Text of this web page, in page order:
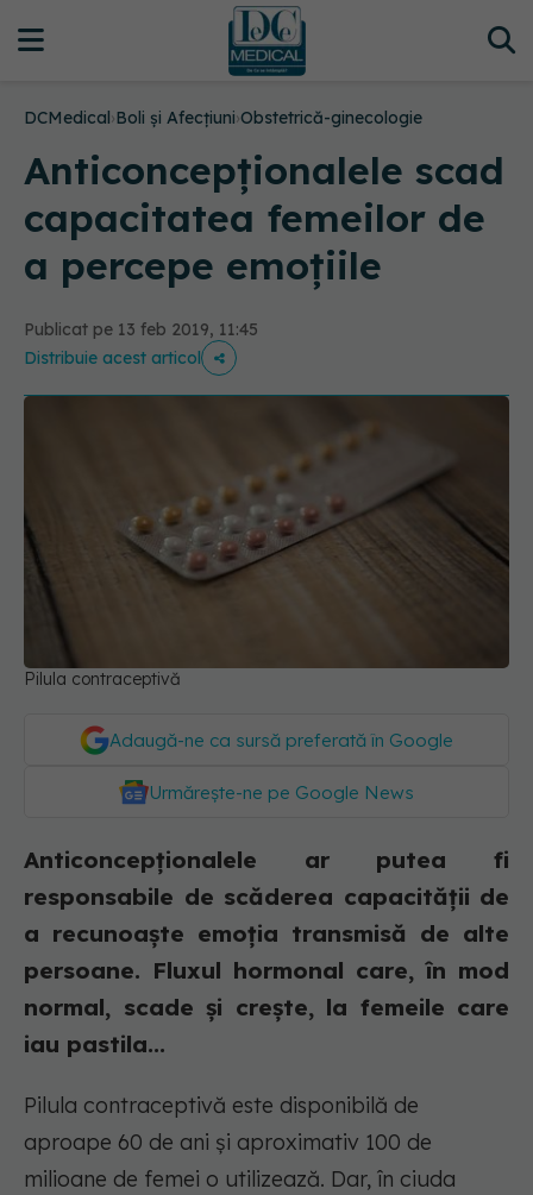
DCMedical›Boli și Afecțiuni›Obstetrică-ginecologie
Anticoncepționalele scad
capacitatea femeilor de
a percepe emoțiile
Publicat pe 13 feb 2019, 11:45
Distribuie acest articol
Pilula contraceptivă
Adaugă-ne ca sursă preferată în Google
Urmărește-ne pe Google News
Anticoncepționalele ar putea fi
responsabile de scăderea capacității de
a recunoaște emoția transmisă de alte
persoane. Fluxul hormonal care, în mod
normal, scade și crește, la femeile care
iau pastila...
Pilula contraceptivă este disponibilă de
aproape 60 de ani și aproximativ 100 de
milioane de femei o utilizează. Dar, în ciuda